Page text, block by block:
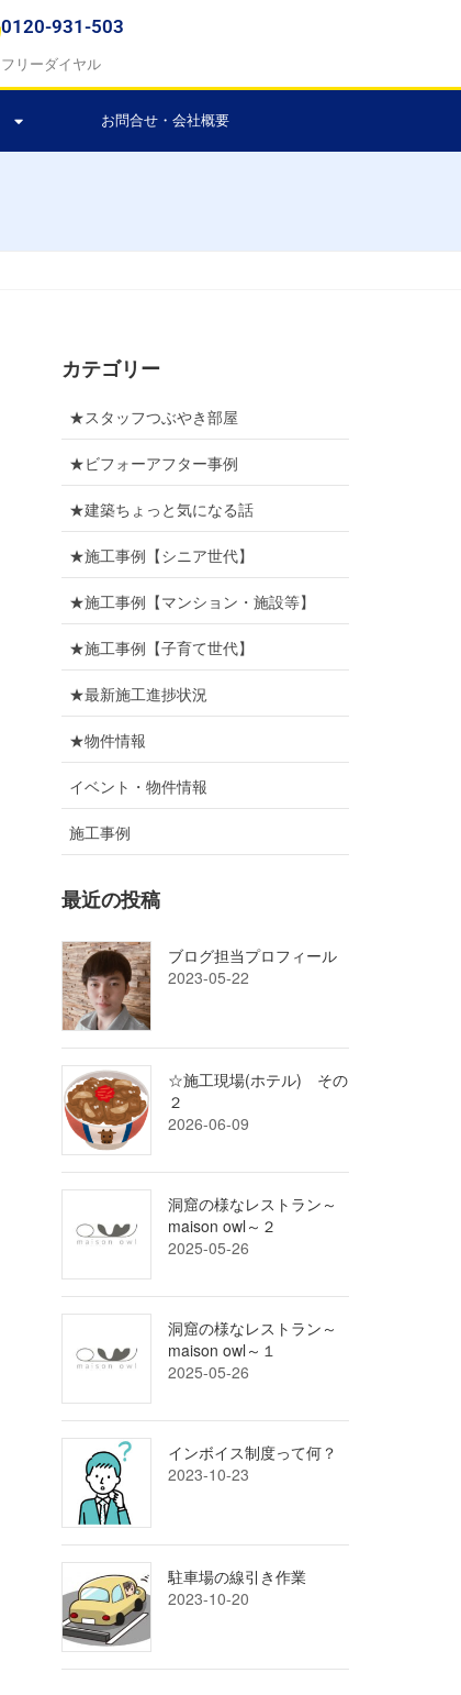
0120-931-503
フリーダイヤル
お問合せ・会社概要
カテゴリー
★スタッフつぶやき部屋
★ビフォーアフター事例
★建築ちょっと気になる話
★施工事例【シニア世代】
★施工事例【マンション・施設等】
★施工事例【子育て世代】
★最新施工進捗状況
★物件情報
イベント・物件情報
施工事例
最近の投稿
ブログ担当プロフィール
2023-05-22
☆施工現場(ホテル) その
２
2026-06-09
洞窟の様なレストラン～
maison owl～２
2025-05-26
洞窟の様なレストラン～
maison owl～１
2025-05-26
インボイス制度って何？
2023-10-23
駐車場の線引き作業
2023-10-20